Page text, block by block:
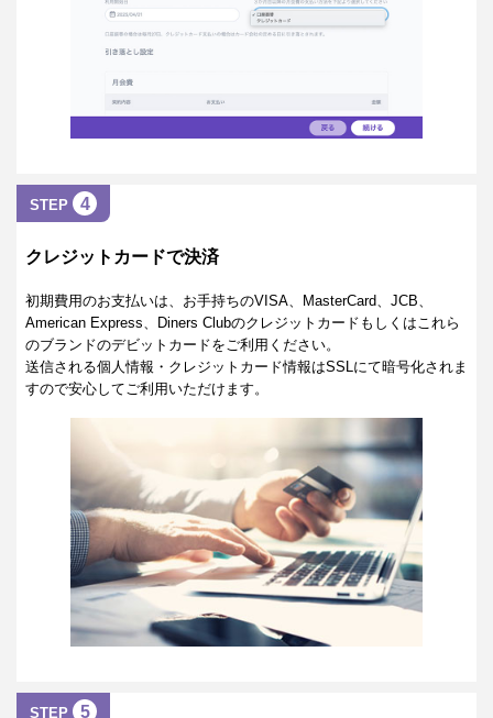
STEP 4
クレジットカードで決済
初期費用のお支払いは、お手持ちのVISA、MasterCard、JCB、
American Express、Diners Clubのクレジットカードもしくはこれら
のブランドのデビットカードをご利用ください。
送信される個人情報・クレジットカード情報はSSLにて暗号化されま
すので安心してご利用いただけます。
STEP 5